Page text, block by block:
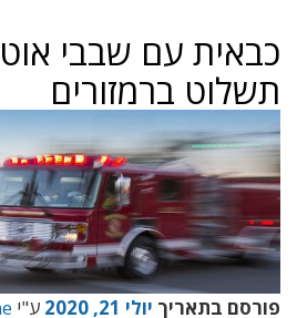
כבאית עם שבבי
תשלוט ברמזורים
פורסם בתאריך יולי 21, 2020 ע"י